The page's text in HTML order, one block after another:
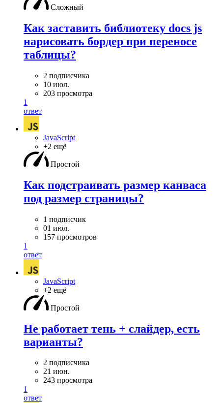
Сложный
Как заставить библиотеку docs js
нарисовать бордер при переносе
таблицы?
2 подписчика
10 июл.
203 просмотра
1
ответ
JavaScript
+2 ещё
Простой
Как подстраивать размер канваса
под размер страницы?
1 подписчик
01 июл.
157 просмотров
1
ответ
JavaScript
+2 ещё
Простой
Не работает тень + слайдер, есть
варианты?
2 подписчика
21 июн.
243 просмотра
1
ответ